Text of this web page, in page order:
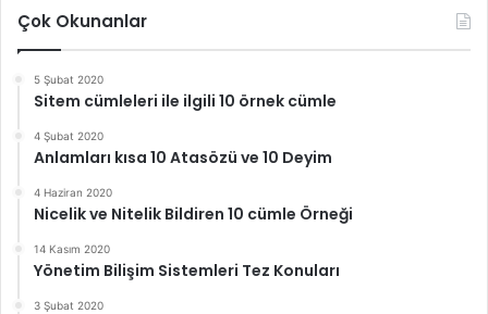
Çok Okunanlar
5 Şubat 2020
Sitem cümleleri ile ilgili 10 örnek cümle
4 Şubat 2020
Anlamları kısa 10 Atasözü ve 10 Deyim
4 Haziran 2020
Nicelik ve Nitelik Bildiren 10 cümle Örneği
14 Kasım 2020
Yönetim Bilişim Sistemleri Tez Konuları
3 Şubat 2020